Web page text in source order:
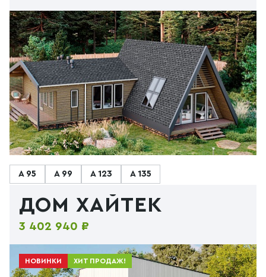
А 95 А 99 А 123 А 135
ДОМ ХАЙТЕК
3 402 940 ₽
НОВИНКИ ХИТ ПРОДАЖ!